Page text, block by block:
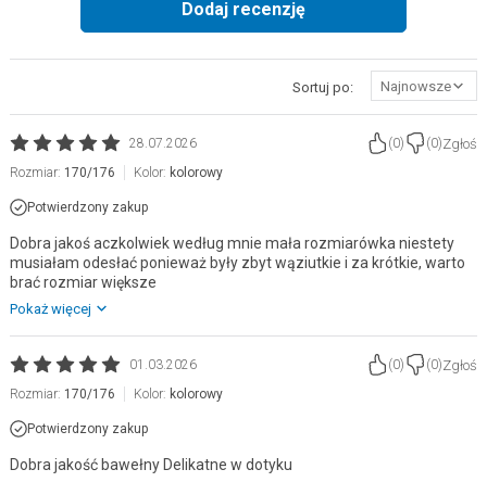
Dodaj recenzję
Sortuj po: Najnowsze
28.07.2026 (0) (0)Zgłoś
Rozmiar: 170/176 Kolor: kolorowy
Potwierdzony zakup
Dobra jakoś aczkolwiek według mnie mała rozmiarówka niestety
musiałam odesłać ponieważ były zbyt wąziutkie i za krótkie, warto
brać rozmiar większe
Pokaż więcej
01.03.2026 (0) (0)Zgłoś
Rozmiar: 170/176 Kolor: kolorowy
Potwierdzony zakup
Dobra jakość bawełny Delikatne w dotyku